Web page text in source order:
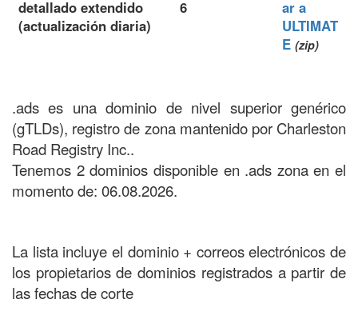
detallado extendido
(actualización diaria)
6
ar a
ULTIMAT
E (zip)
.ads es una dominio de nivel superior genérico
(gTLDs), registro de zona mantenido por Charleston
Road Registry Inc..
Tenemos 2 dominios disponible en .ads zona en el
momento de: 06.08.2026.
La lista incluye el dominio + correos electrónicos de
los propietarios de dominios registrados a partir de
las fechas de corte